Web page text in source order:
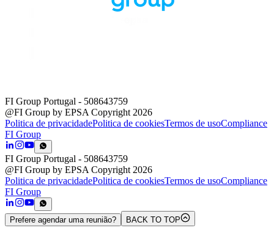
FI Group Portugal - 508643759
@FI Group by EPSA Copyright 2026
Politica de privacidadePolitica de cookiesTermos de usoCompliance
FI Group
FI Group Portugal - 508643759
@FI Group by EPSA Copyright 2026
Politica de privacidadePolitica de cookiesTermos de usoCompliance
FI Group
Prefere agendar uma reunião? BACK TO TOP